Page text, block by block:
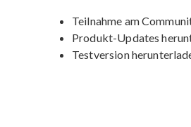
Teilnahme am
Produkt-Updates
Testversion